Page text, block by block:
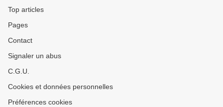
Top articles
Pages
Contact
Signaler un abus
C.G.U.
Cookies et données personnelles
Préférences cookies